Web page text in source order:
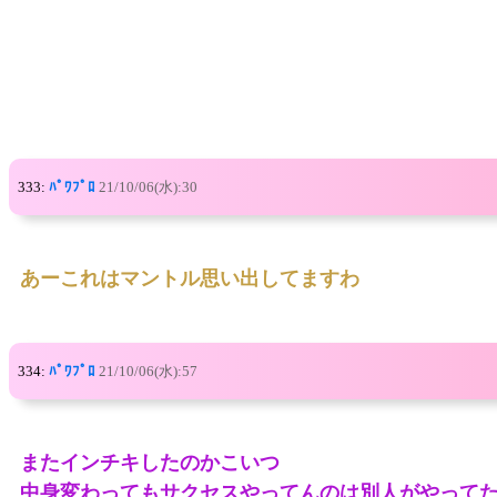
333: ﾊﾟﾜﾌﾟﾛ 21/10/06(水):30
あーこれはマントル思い出してますわ
334: ﾊﾟﾜﾌﾟﾛ 21/10/06(水):57
またインチキしたのかこいつ
中身変わってもサクセスやってんのは別人がやって